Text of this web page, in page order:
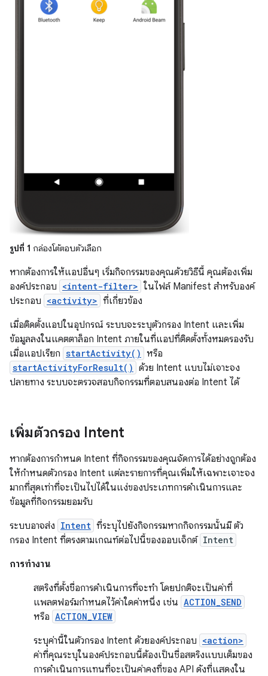
รูปที่ 1 กล่องโต้ตอบตัวเลือก
หากต้องการให้แอปอื่นๆ เริ่มกิจกรรมของคุณด้วยวิธีนี้ คุณต้องเพิ่ม
องค์ประกอบ <intent-filter> ในไฟล์ Manifest สำหรับองค์
ประกอบ <activity> ที่เกี่ยวข้อง
เมื่อติดตั้งแอปในอุปกรณ์ ระบบจะระบุตัวกรอง Intent และเพิ่ม
ข้อมูลลงในแคตตาล็อก Intent ภายในที่แอปที่ติดตั้งทั้งหมดรองรับ
เมื่อแอปเรียก startActivity() หรือ
startActivityForResult() ด้วย Intent แบบไม่เจาะจง
ปลายทาง ระบบจะตรวจสอบกิจกรรมที่ตอบสนองต่อ Intent ได้
เพิ่มตัวกรอง Intent
หากต้องการกำหนด Intent ที่กิจกรรมของคุณจัดการได้อย่างถูกต้อง
ให้กำหนดตัวกรอง Intent แต่ละรายการที่คุณเพิ่มให้เฉพาะเจาะจง
มากที่สุดเท่าที่จะเป็นไปได้ในแง่ของประเภทการดำเนินการและ
ข้อมูลที่กิจกรรมยอมรับ
ระบบอาจส่ง Intent ที่ระบุไปยังกิจกรรมหากกิจกรรมนั้นมี ตัว
กรอง Intent ที่ตรงตามเกณฑ์ต่อไปนี้ของออบเจ็กต์ Intent
การทำงาน
สตริงที่ตั้งชื่อการดำเนินการที่จะทำ โดยปกติจะเป็นค่าที่
แพลตฟอร์มกำหนดไว้ค่าใดค่าหนึ่ง เช่น ACTION_SEND
หรือ ACTION_VIEW
ระบุค่านี้ในตัวกรอง Intent ด้วยองค์ประกอบ <action>
ค่าที่คุณระบุในองค์ประกอบนี้ต้องเป็นชื่อสตริงแบบเต็มของ
การดำเนินการแทนที่จะเป็นค่าคงที่ของ API ดังที่แสดงใน